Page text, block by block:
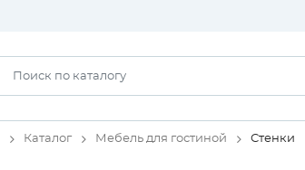
Каталог Мебель для гостиной Стенки